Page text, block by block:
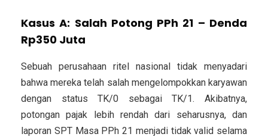
Kasus A: Salah Potong PPh 21 – Denda
Rp350 Juta
Sebuah perusahaan ritel nasional tidak menyadari
bahwa mereka telah salah mengelompokkan karyawan
dengan status TK/0 sebagai TK/1. Akibatnya,
potongan pajak lebih rendah dari seharusnya, dan
laporan SPT Masa PPh 21 menjadi tidak valid selama